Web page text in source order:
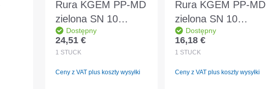
Rura KGEM PP-MD
zielona SN 10
DN/OD110 1.0m
DIN EN 14758
Dostępny
Cena regularna:
24,51 €
1 STÜCK
Ceny z VAT plus koszty wysyłki
Rura KGEM PP-MD
zielona SN 10
DN/OD110 0,5m
DIN EN 14758
Dostępny
Cena regularna:
16,18 €
1 STÜCK
Ceny z VAT plus koszty wysyłki